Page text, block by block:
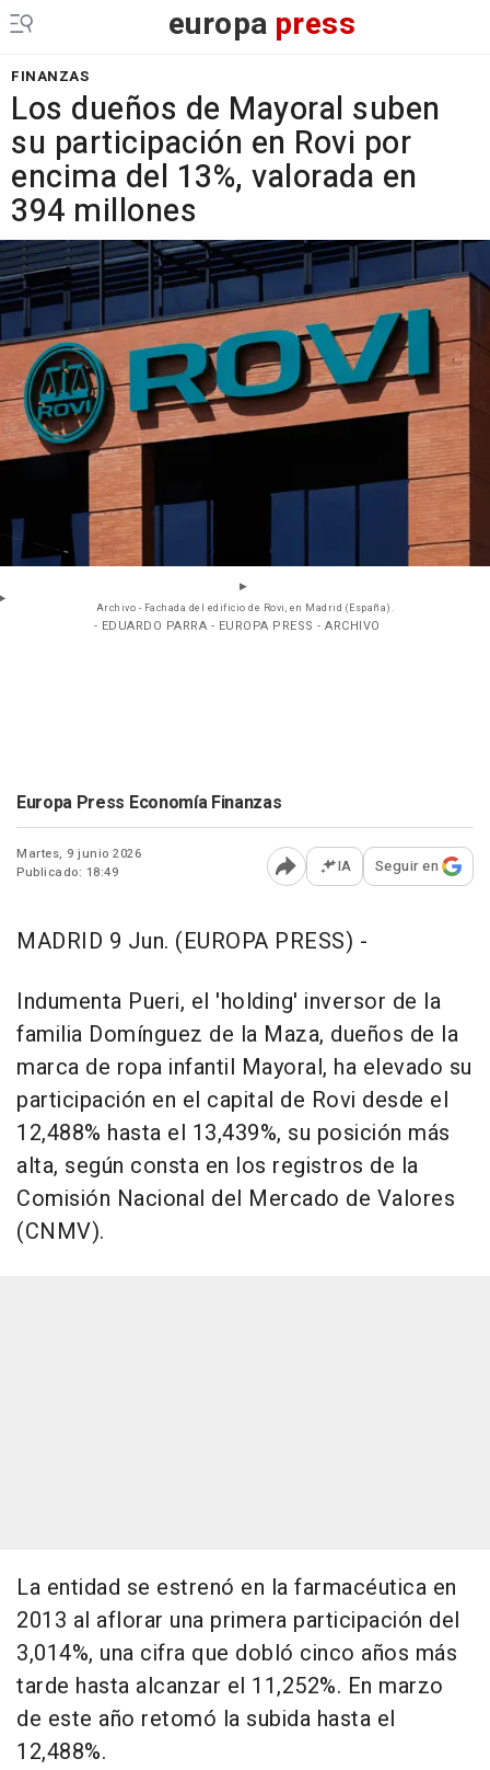
europa press
FINANZAS
Los dueños de Mayoral suben
su participación en Rovi por
encima del 13%, valorada en
394 millones
Archivo - Fachada del edificio de Rovi, en Madrid (España).
- EDUARDO PARRA - EUROPA PRESS - ARCHIVO
Europa Press Economía Finanzas
Martes, 9 junio 2026
Publicado: 18:49
Abrir opciones para
IA Seguir en
MADRID 9 Jun. (EUROPA PRESS) -
Indumenta Pueri, el 'holding' inversor de la
familia Domínguez de la Maza, dueños de la
marca de ropa infantil Mayoral, ha elevado su
participación en el capital de Rovi desde el
12,488% hasta el 13,439%, su posición más
alta, según consta en los registros de la
Comisión Nacional del Mercado de Valores
(CNMV).
La entidad se estrenó en la farmacéutica en
2013 al aflorar una primera participación del
3,014%, una cifra que dobló cinco años más
tarde hasta alcanzar el 11,252%. En marzo
de este año retomó la subida hasta el
12,488%.